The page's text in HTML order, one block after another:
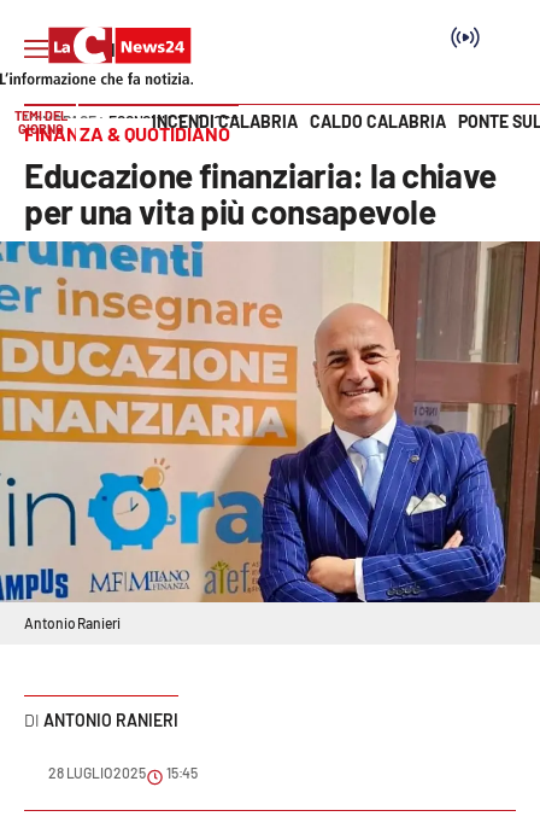
Cronaca
Politica
Attualità
Economia e lavoro
Italia Mondo
Sport
Meteo
Vai
TEMI DEL
GIORNO
INCENDI CALABRIA CALDO CALABRIA PONTE
HOME PAGE ECONOMIA E LAVORO
FINANZA & QUOTIDIANO
Educazione finanziaria: la chiave
per una vita più consapevole
Antonio Ranieri
ANTONIO RANIERI
28 LUGLIO 2025 15:45